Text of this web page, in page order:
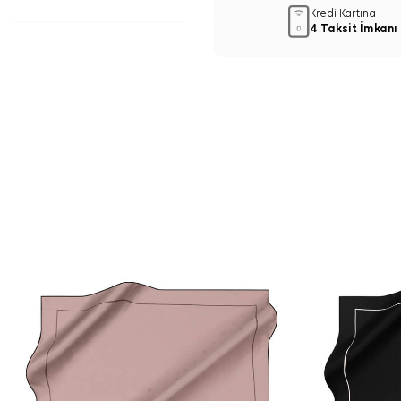
Kredi Kartına
4 Taksit İmkanı